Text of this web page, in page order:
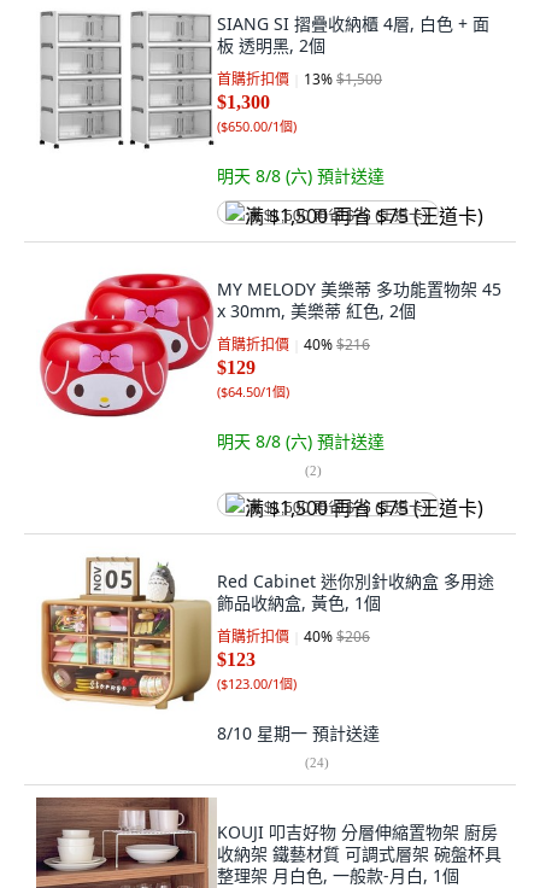
SIANG SI 摺疊收納櫃 4層, 白色 + 面
板 透明黑, 2個
首購折扣價 13%$1,500
$1,300
($650.00/1個)
明天 8/8 (六) 預計送達
满 $1,500 再省 $75 (王道卡)
MY MELODY 美樂蒂 多功能置物架 45
x 30mm, 美樂蒂 紅色, 2個
首購折扣價 40%$216
$129
($64.50/1個)
明天 8/8 (六) 預計送達
(2)
满 $1,500 再省 $75 (王道卡)
Red Cabinet 迷你別針收納盒 多用途
飾品收納盒, 黃色, 1個
首購折扣價 40%$206
$123
($123.00/1個)
8/10 星期一 預計送達
(24)
KOUJI 叩吉好物 分層伸縮置物架 廚房
收納架 鐵藝材質 可調式層架 碗盤杯具
整理架 月白色, 一般款-月白, 1個